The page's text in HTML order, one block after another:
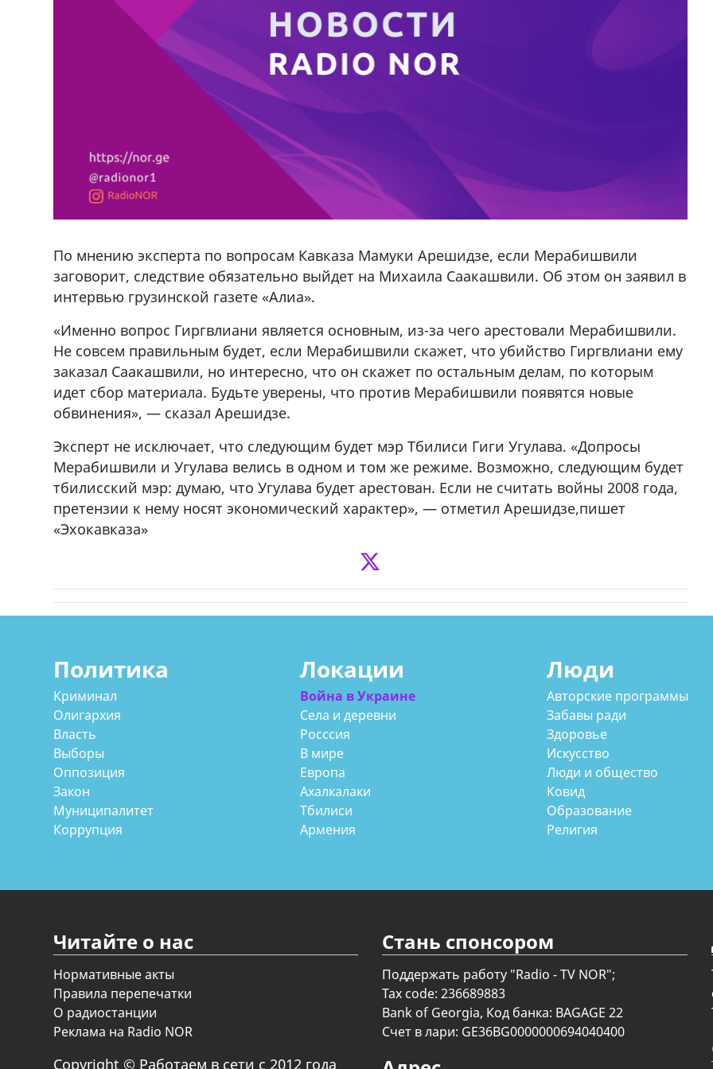
По мнению эксперта по вопросам Кавказа Мамуки Арешидзе, если Мерабишвили
заговорит, следствие обязательно выйдет на Михаила Саакашвили. Об этом он заявил в
интервью грузинской газете «Алиа».
«Именно вопрос Гиргвлиани является основным, из-за чего арестовали Мерабишвили.
Не совсем правильным будет, если Мерабишвили скажет, что убийство Гиргвлиани ему
заказал Саакашвили, но интересно, что он скажет по остальным делам, по которым
идет сбор материала. Будьте уверены, что против Мерабишвили появятся новые
обвинения», — сказал Арешидзе.
Эксперт не исключает, что следующим будет мэр Тбилиси Гиги Угулава. «Допросы
Мерабишвили и Угулава велись в одном и том же режиме. Возможно, следующим будет
тбилисский мэр: думаю, что Угулава будет арестован. Если не считать войны 2008 года,
претензии к нему носят экономический характер», — отметил Арешидзе,пишет
«Эхокавказа»
Политика
Криминал
Олигархия
Власть
Выборы
Оппозиция
Закон
Муниципалитет
Коррупция
Локации
Война в Украине
Села и деревни
Росссия
В мире
Европа
Ахалкалаки
Тбилиси
Армения
Люди
Авторские программы
Забавы ради
Здоровье
Искусство
Люди и общество
Ковид
Образование
Религия
Читайте о нас
Нормативные акты
Правила перепечатки
О радиостанции
Реклама на Radio NOR
Copyright © Работаем в сети с 2012 года
Стань спонсором
Поддержать работу "Radio - TV NOR";
Tax code: 236689883
Bank of Georgia, Код банка: BAGAGE 22
Счет в лари: GE36BG0000000694040400